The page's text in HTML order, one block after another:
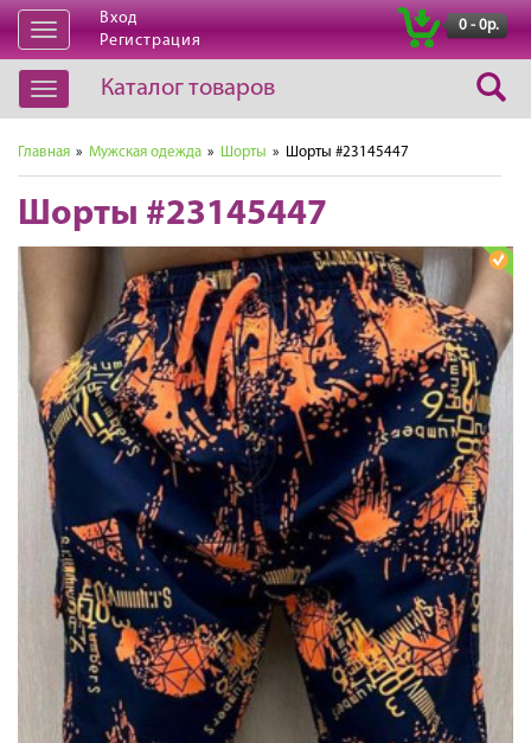
Открыть
навигацию
Вход
Регистрация
0 - 0р.
Открыть
навигацию
Каталог товаров
Главная » Мужская одежда » Шорты » Шорты #23145447
Шорты #23145447